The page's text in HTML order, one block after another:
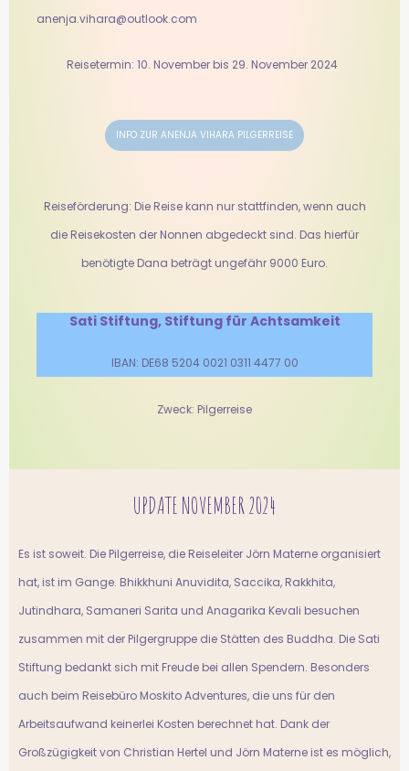
Reisetermin: 10. November bis 29. November 2024
INFO ZUR ANENJA VIHARA PILGERREISE
Reiseförderung: Die Reise kann nur stattfinden, wenn auch
die Reisekosten der Nonnen abgedeckt sind. Das hierfür
benötigte Dana beträgt ungefähr 9000 Euro.
Sati Stiftung, Stiftung für Achtsamkeit
IBAN: DE68 5204 0021 0311 4477 00
Zweck: Pilgerreise
anenja.vihara@outlook.com
UPDATE NOVEMBER 2024
Es ist soweit. Die Pilgerreise, die Reiseleiter Jörn Materne organisiert
hat, ist im Gange. Bhikkhuni Anuvidita, Saccika, Rakkhita,
Jutindhara, Samaneri Sarita und Anagarika Kevali besuchen
zusammen mit der Pilgergruppe die Stätten des Buddha. Die Sati
Stiftung bedankt sich mit Freude bei allen Spendern. Besonders
auch beim Reisebüro Moskito Adventures, die uns für den
Arbeitsaufwand keinerlei Kosten berechnet hat. Dank der
Großzügigkeit von Christian Hertel und Jörn Materne ist es möglich,